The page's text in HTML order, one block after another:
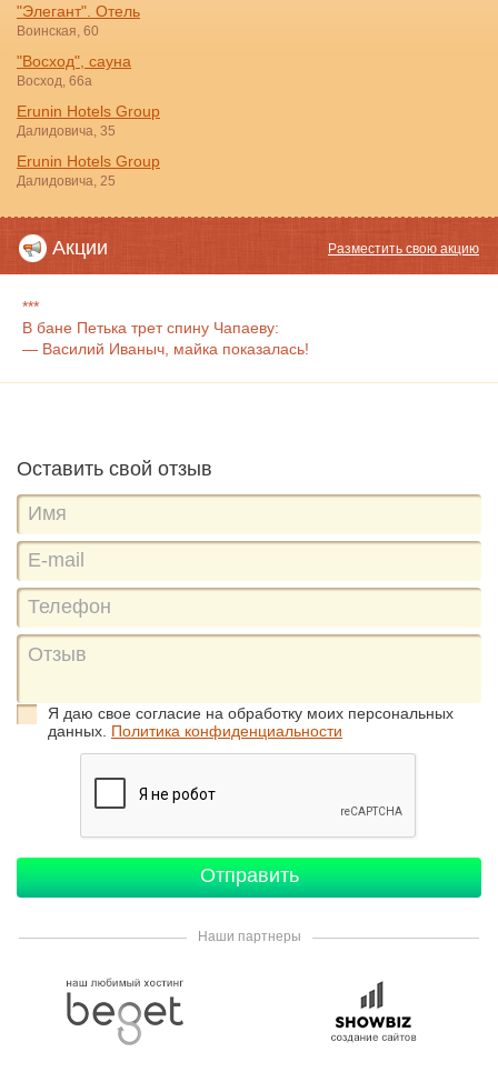
"Элегант". Отель
Воинская, 60
"Восход", сауна
Восход, 66а
Erunin Hotels Group
Далидовича, 35
Erunin Hotels Group
Далидовича, 25
Акции Разместить свою акцию
***
В бане Петька трет спину Чапаеву:
— Василий Иваныч, майка показалась!
Оставить свой отзыв
Я даю свое согласие на обработку моих персональных
данных. Политика конфиденциальности
Наши партнеры